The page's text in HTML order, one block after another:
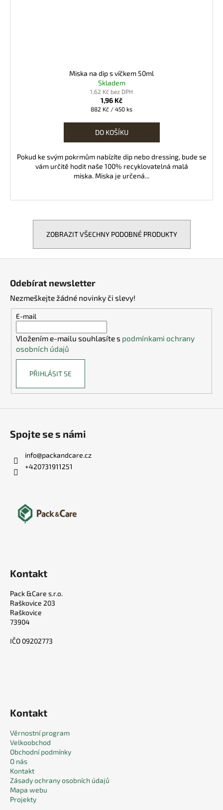
Miska na dip s víčkem 50ml
Skladem
1,62 Kč bez DPH
1,96 Kč
Měrná
882 Kč / 450 ks
DO KOŠÍKU
Pokud ke svým pokrmům nabízíte dip nebo dressing, bude se
vám určitě hodit naše 100% recyklovatelná malá
miska. Miska je určená...
ZOBRAZIT VŠECHNY PODOBNÉ PRODUKTY
Odebírat newsletter
Nezmeškejte žádné novinky či slevy!
E-mail
Vložením e-mailu souhlasíte s podmínkami ochrany
osobních údajů
PŘIHLÁSIT SE
Spojte se s námi
info@packandcare.cz
+420731911251
Kontakt
Pack &Care s.r.o.
Raškovice 203
Raškovice
73904
IČO 09202773
Kontakt
Věrnostní program
Velkoobchod
Obchodní podmínky
O nás
Kontakt
Zásady ochrany osobních údajů
Mapa webu
Projekty